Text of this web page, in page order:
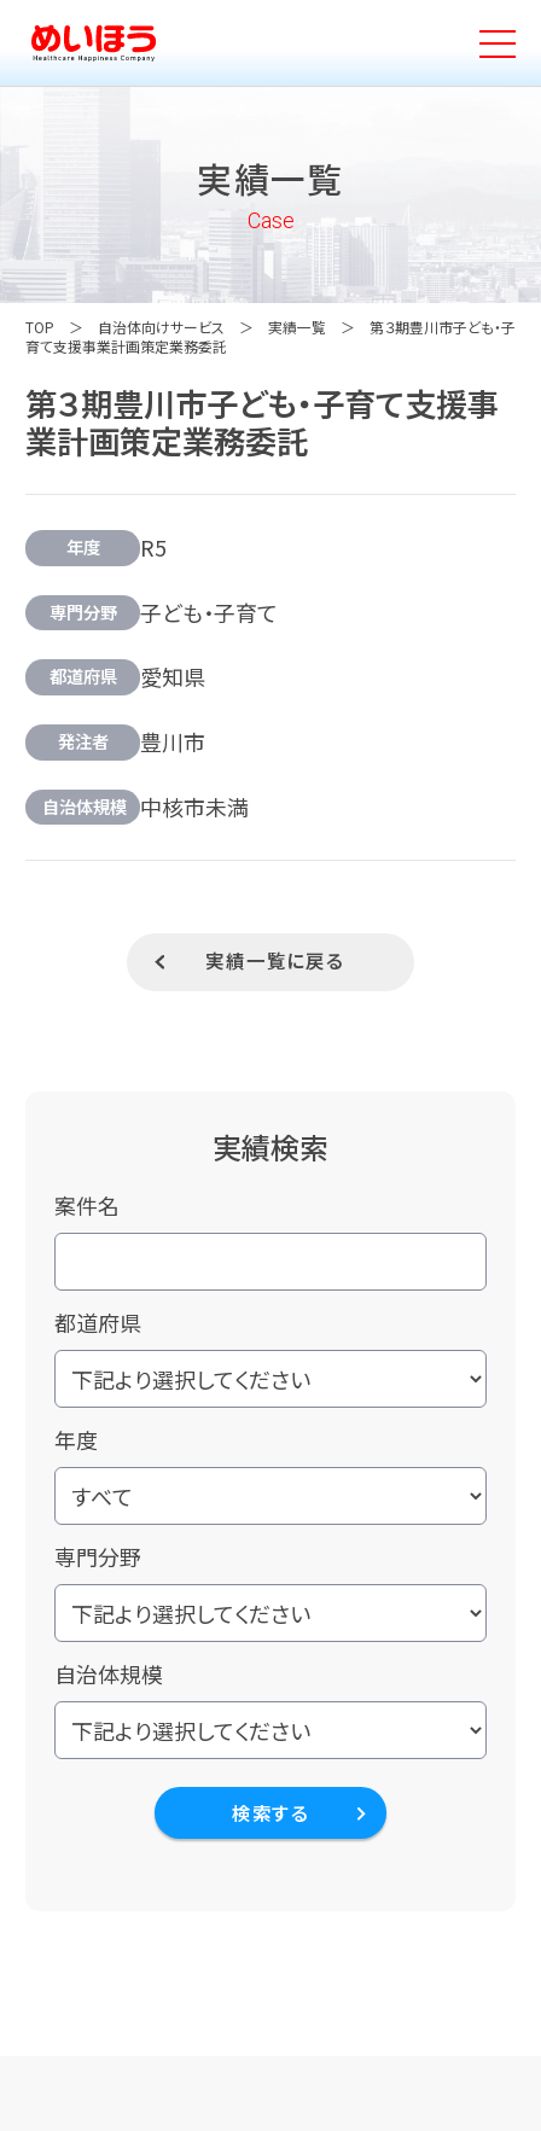
実績一覧
Case
TOP 自治体向けサービス 実績一覧
第３期豊川市子ども・子
育て支援事業計画策定業務委託
第３期豊川市子ども・子育て支援事
業計画策定業務委託
年度 R5
専門分野 子ども・子育て
都道府県 愛知県
発注者 豊川市
自治体規模 中核市未満
実績一覧に戻る
実績検索
案件名
都道府県
年度
専門分野
自治体規模
検索する